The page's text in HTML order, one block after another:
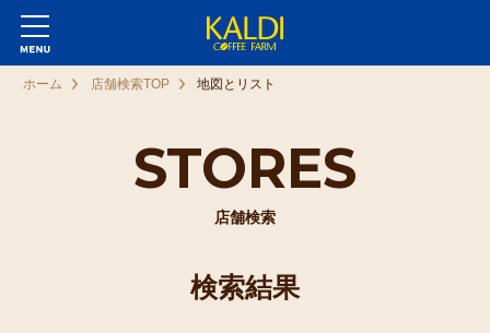
STORES
店舗検索
ホーム 店舗検索TOP 地図とリスト
検索結果